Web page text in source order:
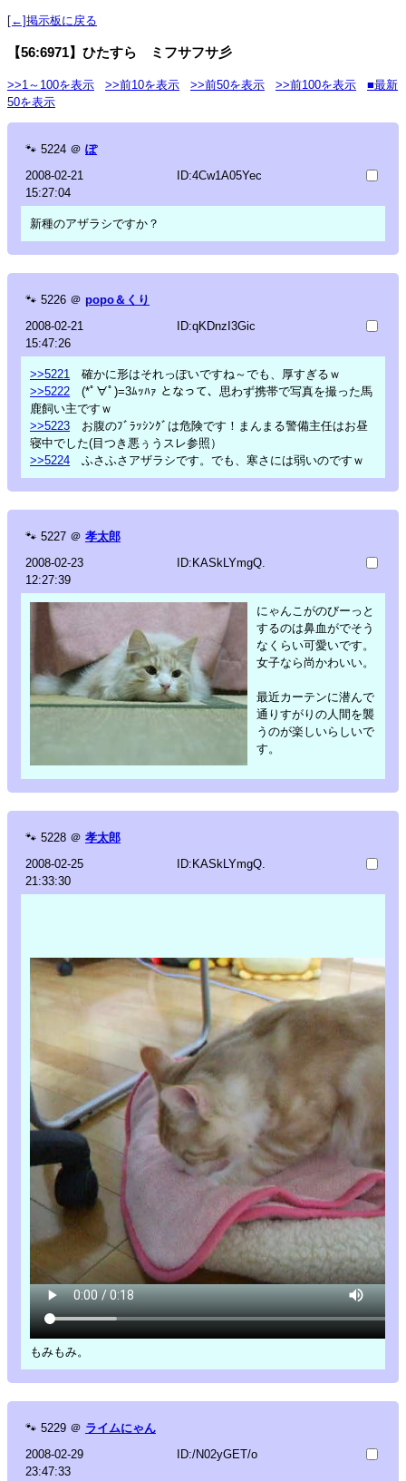
[←]掲示板に戻る
【56:6971】ひたすら ミフサフサ彡
>>1～100を表示 >>前10を表示 >>前50を表示 >>前100を表示
■最新
50を表示
🐾 5224 ＠ ぽ
2008-02-21
15:27:04
ID:4Cw1A05Yec
新種のアザラシですか？
🐾 5226 ＠ popo＆くり
2008-02-21
15:47:26
ID:qKDnzI3Gic
>>5221
確かに形はそれっぽいですね～でも、厚すぎるｗ
>>5222 (*ﾟ∀ﾟ)=3ﾑｯﾊｧ となって、思わず携帯で写真を撮った馬
鹿飼い主ですｗ
>>5223 お腹のﾌﾞﾗｯｼﾝｸﾞは危険です！まんまる警備主任はお昼
寝中でした(目つき悪ぅうスレ参照）
>>5224 ふさふさアザラシです。でも、寒さには弱いのですｗ
🐾 5227 ＠ 孝太郎
2008-02-23
12:27:39
ID:KASkLYmgQ.
にゃんこがのびーっと
するのは鼻血がでそう
なくらい可愛いです。
女子なら尚かわいい。
最近カーテンに潜んで
通りすがりの人間を襲
うのが楽しいらしいで
す。
🐾 5228 ＠ 孝太郎
2008-02-25
21:33:30
ID:KASkLYmgQ.
もみもみ。
🐾 5229 ＠ ライムにゃん
2008-02-29
23:47:33
ID:/N02yGET/o